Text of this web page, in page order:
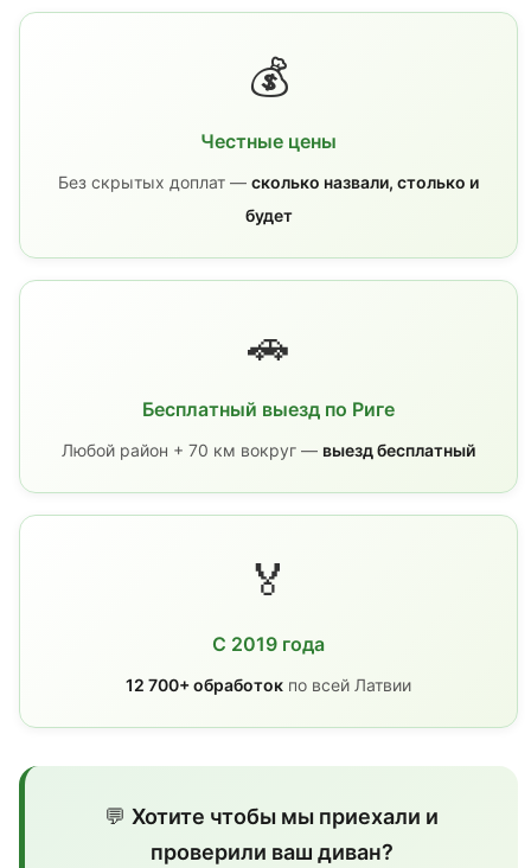
💰
Честные цены
Без скрытых доплат — сколько назвали, столько и
будет
🚗
Бесплатный выезд по Риге
Любой район + 70 км вокруг — выезд бесплатный
🏅
С 2019 года
12 700+ обработок по всей Латвии
💬 Хотите чтобы мы приехали и
проверили ваш диван?